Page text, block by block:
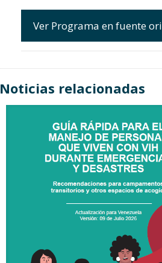
Ver Programa en fuente
Noticias relacionadas